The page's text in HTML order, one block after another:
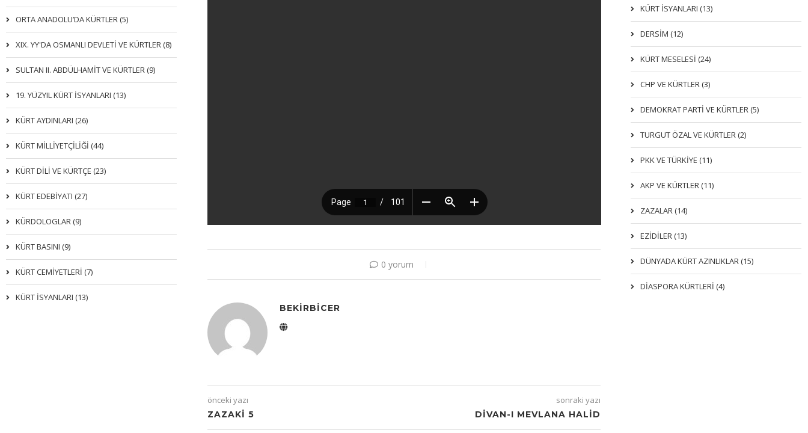
0 yorum
BEKIRBICER
önceki yazı
ZAZAKI 5
sonraki yazı
DIVAN-I MEVLANA HALID
KÜRT İSYANLARI (13)
DERSIM (12)
KÜRT MESELESİ (24)
CHP VE KÜRTLER (3)
DEMOKRAT PARTI VE KÜRTLER (5)
TURGUT ÖZAL VE KÜRTLER (2)
PKK VE TÜRKIYE (11)
AKP VE KÜRTLER (11)
ZAZALAR (14)
EZIDILER (13)
DÜNYADA KÜRT AZINLIKLAR (15)
DİASPORA KÜRTLERİ (4)
ORTA ANADOLU’DA KÜRTLER (5)
XIX. YY'DA OSMANLI DEVLETI VE KÜRTLER (8)
SULTAN II. ABDÜLHAMİT VE KÜRTLER (9)
19. YÜZYIL KÜRT İSYANLARI (13)
KÜRT AYDINLARI (26)
KÜRT MİLLİYETÇİLİĞİ (44)
KÜRT DİLİ VE KÜRTÇE (23)
KÜRT EDEBİYATI (27)
KÜRDOLOGLAR (9)
KÜRT BASINI (9)
KÜRT CEMİYETLERİ (7)
KÜRT İSYANLARI (13)